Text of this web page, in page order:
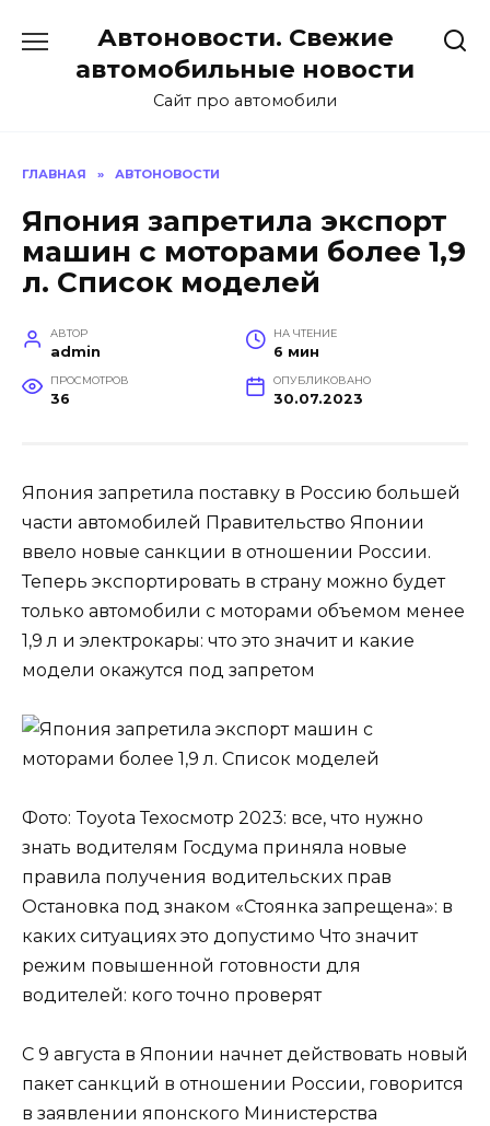
содержанию
Автоновости. Свежие
автомобильные новости
Сайт про автомобили
ГЛАВНАЯ » АВТОНОВОСТИ
Япония запретила экспорт
машин с моторами более 1,9
л. Список моделей
АВТОР
admin
НА ЧТЕНИЕ
6 мин
ПРОСМОТРОВ
36
ОПУБЛИКОВАНО
30.07.2023
Япония запретила поставку в Россию большей
части автомобилей Правительство Японии
ввело новые санкции в отношении России.
Теперь экспортировать в страну можно будет
только автомобили с моторами объемом менее
1,9 л и электрокары: что это значит и какие
модели окажутся под запретом
Фото: Toyota Техосмотр 2023: все, что нужно
знать водителям Госдума приняла новые
правила получения водительских прав
Остановка под знаком «Стоянка запрещена»: в
каких ситуациях это допустимо Что значит
режим повышенной готовности для
водителей: кого точно проверят
С 9 августа в Японии начнет действовать новый
пакет санкций в отношении России, говорится
в заявлении японского Министерства